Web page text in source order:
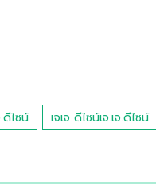
.ดีไซน์ เจเจ ดีไซน์เจ.เจ.ดีไซน์